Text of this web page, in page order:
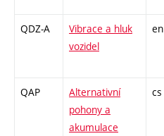
QDZ-A
Vibrace a hluk
vozidel
en
QAP
Alternativní
pohony a
akumulace
cs